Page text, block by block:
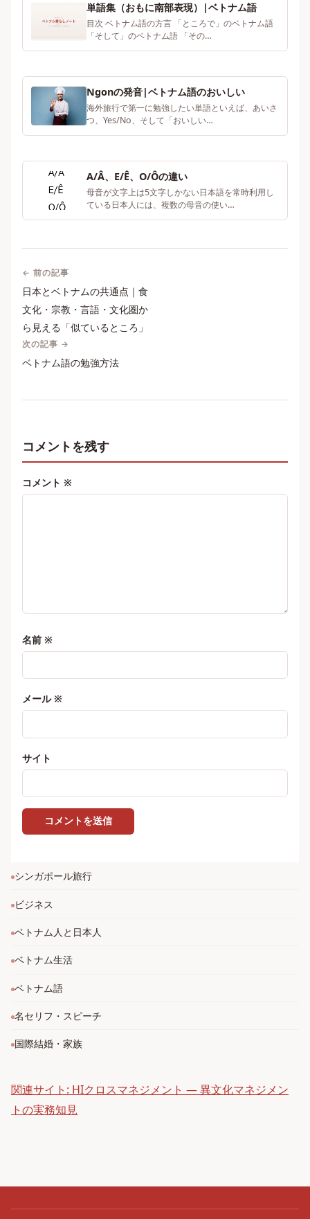
単語集（おもに南部表現）|ベトナム語
目次 ベトナム語の方言 「ところで」のベトナム語
「そして」のベトナム語 「その…
Ngonの発音|ベトナム語のおいしい
海外旅行で第一に勉強したい単語といえば、あいさ
つ、Yes/No、そして「おいしい…
A/Â、E/Ê、O/Ôの違い
母音が文字上は5文字しかない日本語を常時利用し
ている日本人には、複数の母音の使い…
← 前の記事
日本とベトナムの共通点｜食
文化・宗教・言語・文化圏か
ら見える「似ているところ」
次の記事 →
ベトナム語の勉強方法
コメントを残す
コメント ※
名前 ※
メール※
サイト
シンガポール旅行
ビジネス
ベトナム人と日本人
ベトナム生活
ベトナム語
名セリフ・スピーチ
国際結婚・家族
関連サイト: HIクロスマネジメント — 異文化マネジメン
トの実務知見